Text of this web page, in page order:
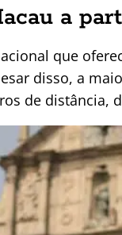
a
que
disso, a
de distância,